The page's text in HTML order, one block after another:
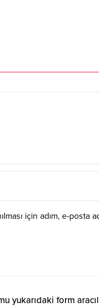
için adım, e-
yukarıdaki form